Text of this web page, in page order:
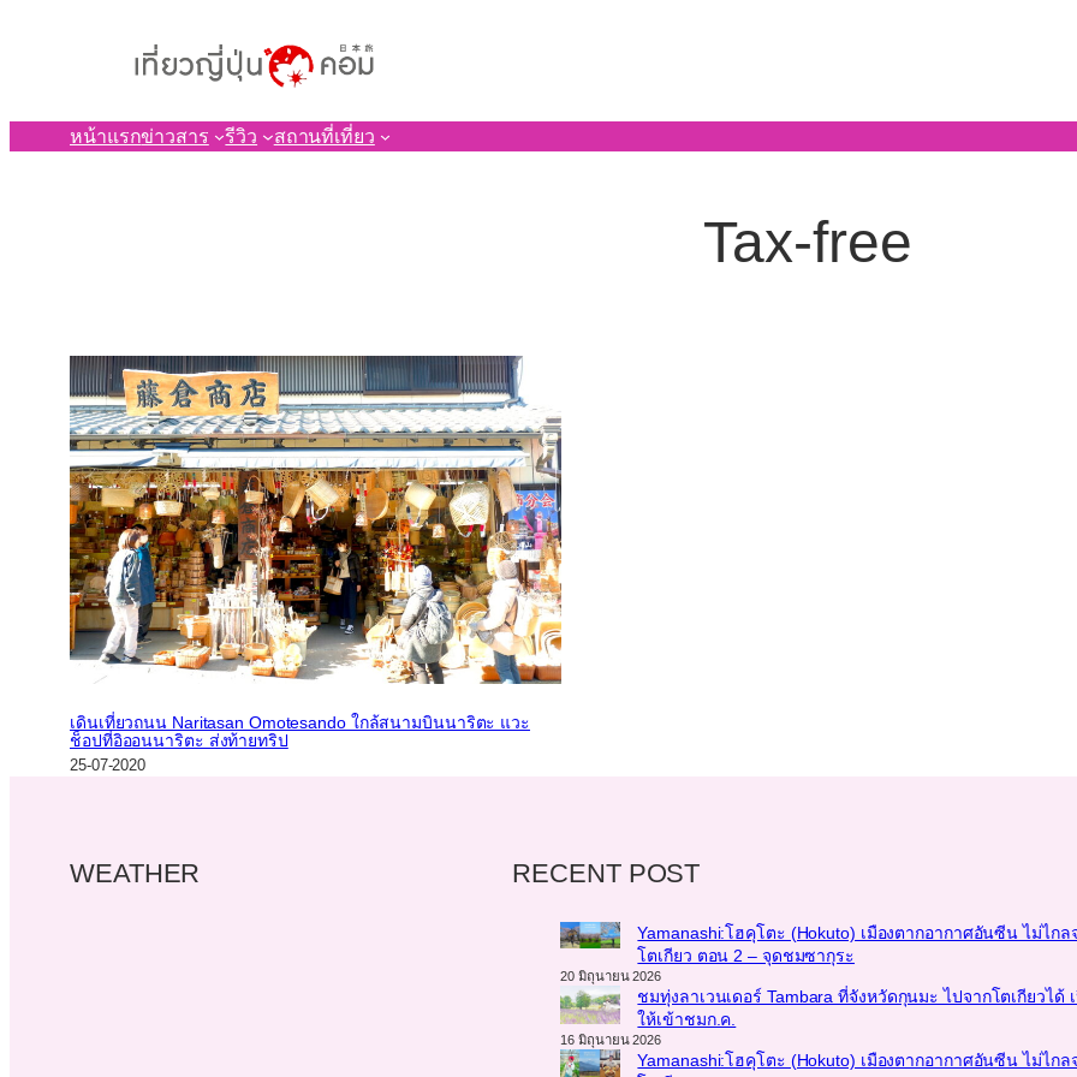
หน้าแรกข่าวสาร รีวิว สถานที่เที่ยว
Tax-free
เดินเที่ยวถนน Naritasan Omotesando ใกล้สนามบินนาริตะ แวะ
ช็อปที่อิออนนาริตะ ส่งท้ายทริป
25-07-2020
WEATHER RECENT POST
Yamanashi:โฮคุโตะ (Hokuto) เมืองตากอากาศอันซีน ไม่ไกล
โตเกียว ตอน 2 – จุดชมซากุระ
20 มิถุนายน 2026
ชมทุ่งลาเวนเดอร์ Tambara ที่จังหวัดกุนมะ ไปจากโตเกียวได้
ให้เข้าชมก.ค.
16 มิถุนายน 2026
Yamanashi:โฮคุโตะ (Hokuto) เมืองตากอากาศอันซีน ไม่ไกล